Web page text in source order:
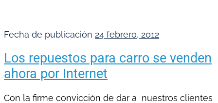
Fecha de publicación 24 febrero, 2012
Los repuestos para carro se venden
ahora por Internet
Con la firme convicción de dar a nuestros clientes